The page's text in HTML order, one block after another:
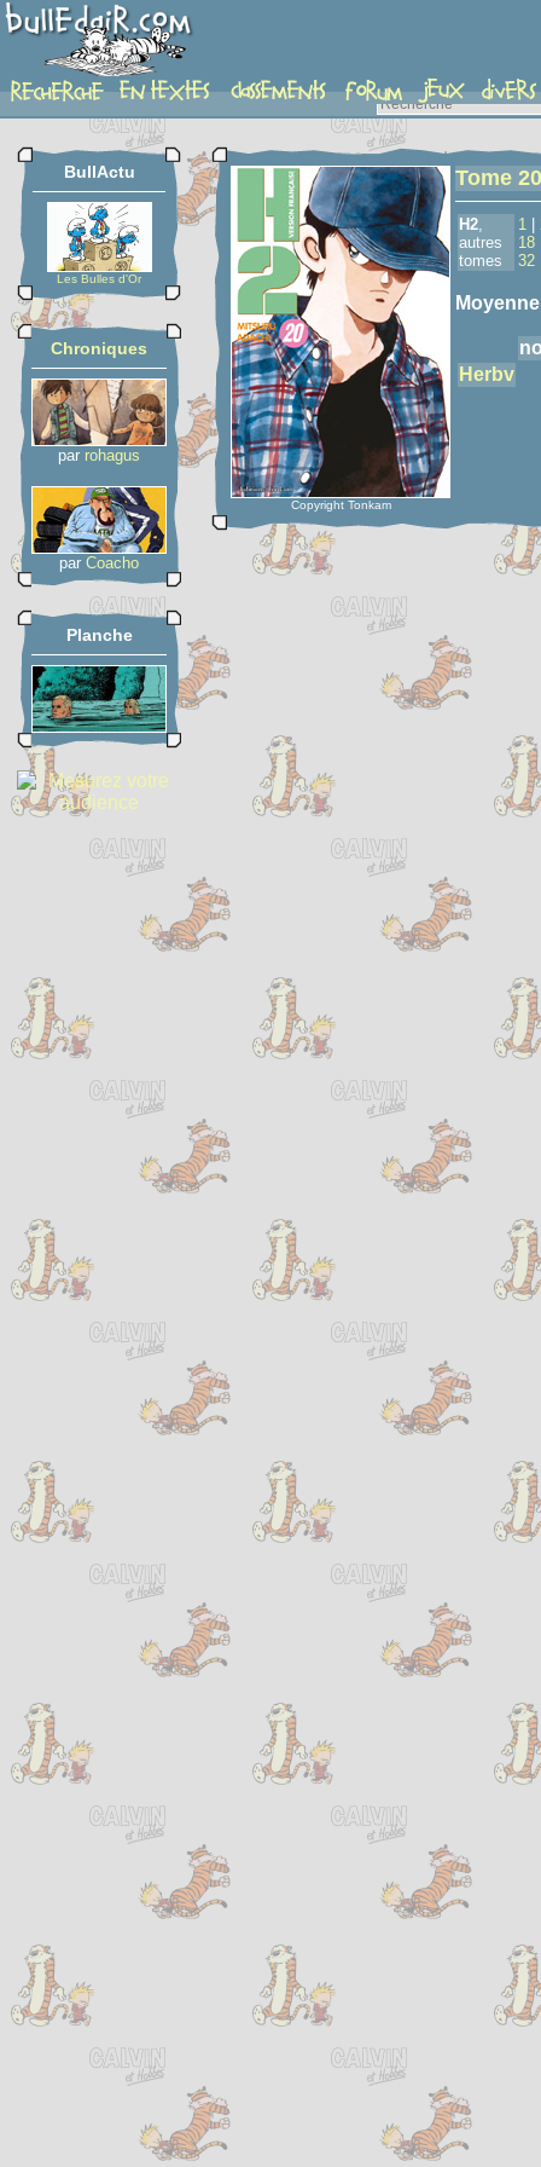
detail-etoiles
BullActu
Les Bulles d'Or
Chroniques
par rohagus
par Coacho
Planche
Copyright Tonkam
Tome 20
H2,
autres
tomes
1
18
32
Moyenne
Herbv